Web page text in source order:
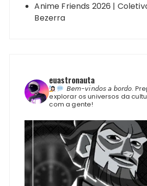
Anime Friends 2026 |
Bezerra
euastronauta
𝘉𝘦𝘮-𝘷𝘪𝘯𝘥𝘰𝘴 𝘢 𝘣𝘰𝘳𝘥𝘰.
explorar os universos da
com a gente!